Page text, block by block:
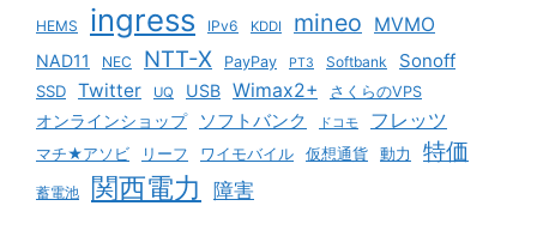
HEMS ingress IPv6 KDDI mineo MVMO
NAD11 NEC NTT-X PayPay PT3 Softbank Sonoff
SSD Twitter UQ USB Wimax2+ さくらのVPS
オンラインショップ ソフトバンク ドコモ フレッツ
マチ★アソビ リーフ ワイモバイル 仮想通貨 動力 特価
蓄電池 関西電力 障害